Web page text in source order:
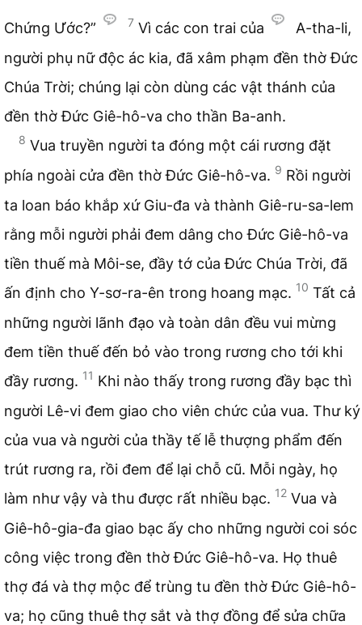
Chứng Ước?” 7 Vì các con trai của
A-tha-li,
người phụ nữ độc ác kia, đã xâm phạm đền thờ Đức
Chúa Trời; chúng lại còn dùng các vật thánh của
đền thờ Đức Giê-hô-va cho thần Ba-anh.
8 Vua truyền người ta đóng một cái rương đặt
phía ngoài cửa đền thờ Đức Giê-hô-va. 9 Rồi người
ta loan báo khắp xứ Giu-đa và thành Giê-ru-sa-lem
rằng mỗi người phải đem dâng cho Đức Giê-hô-va
tiền thuế mà Môi-se, đầy tớ của Đức Chúa Trời, đã
ấn định cho Y-sơ-ra-ên trong hoang mạc. 10 Tất cả
những người lãnh đạo và toàn dân đều vui mừng
đem tiền thuế đến bỏ vào trong rương cho tới khi
đầy rương. 11 Khi nào thấy trong rương đầy bạc thì
người Lê-vi đem giao cho viên chức của vua. Thư ký
của vua và người của thầy tế lễ thượng phẩm đến
trút rương ra, rồi đem để lại chỗ cũ. Mỗi ngày, họ
làm như vậy và thu được rất nhiều bạc. 12 Vua và
Giê-hô-gia-đa giao bạc ấy cho những người coi sóc
công việc trong đền thờ Đức Giê-hô-va. Họ thuê
thợ đá và thợ mộc để trùng tu đền thờ Đức Giê-hô-
va; họ cũng thuê thợ sắt và thợ đồng để sửa chữa